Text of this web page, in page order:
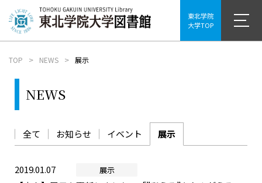
東北学院
大学TOP
TOP NEWS 展示
NEWS
全て お知らせ イベント 展示
2019.01.07 展示